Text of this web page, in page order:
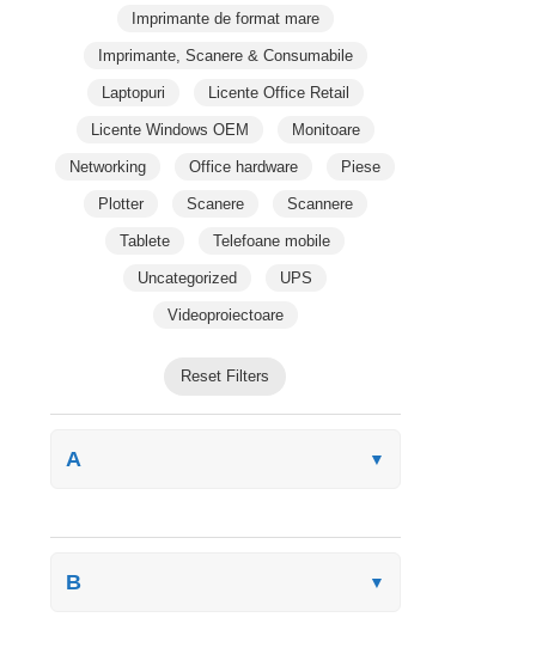
Imprimante de format mare
Imprimante, Scanere & Consumabile
Laptopuri Licente Office Retail
Licente Windows OEM Monitoare
Networking Office hardware Piese
Plotter Scanere Scannere
Tablete Telefoane mobile
Uncategorized UPS
Videoproiectoare
Reset Filters
A ▼
B ▼